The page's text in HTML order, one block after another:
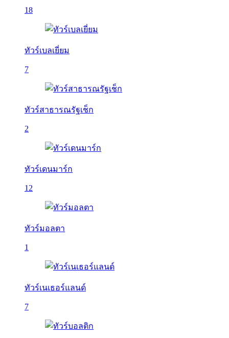
18
ทัวร์เบลเยี่ยม
7
ทัวร์สาธารณรัฐเช็ก
2
ทัวร์เดนมาร์ก
12
ทัวร์มอลตา
1
ทัวร์เนเธอร์แลนด์
7